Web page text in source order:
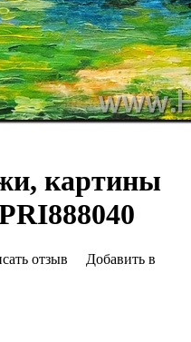
картины
отзыв
Добавить в